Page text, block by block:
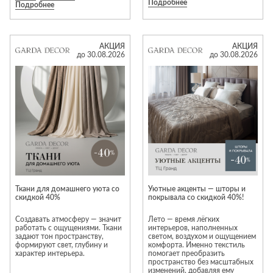
материалу и уважением к
Именно такую спальню из
массива дерева предлагает
купить компания «Белфан»! Мы
натурального дерева и шпона.
Чтобы разные предметы
идеально сочетались друг с
разрабатывают комплекты в
едином стиле. Выбирайте все
необходимое из одной
коллекции, и ваша спальня
будет привлекательной и
функциональной!
Акция действует до 01
сентября 2026 года.
Подробнее
Garda Decor создана для того,
настоящему комфортными,
сочетая выразительный дизайн,
долговечные материалы и
В рамках специального
предложения избранные
модели доступны со скидками
до 50%. Количество моделей,
участвующих в акции,
ограничено. Предложение
действует, пока изделия есть в
наличии.
Подробнее
АКЦИЯ
до 30.08.2026
Ткани для домашнего уюта со
скидкой 40%
Создавать атмосферу — значит
работать с ощущениями. Ткани
задают тон пространству,
формируют свет, глубину и
характер интерьера.
АКЦИЯ
до 30.08.2026
Уютные акценты — шторы и
покрывала со скидкой 40%!
Лето — время лёгких
интерьеров, наполненных
светом, воздухом и ощущением
комфорта. Именно текстиль
помогает преобразить
пространство без масштабных
изменений, добавляя ему